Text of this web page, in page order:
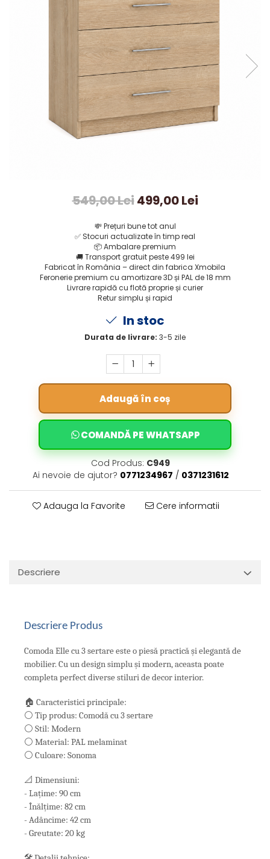
549,00 Lei499,00 Lei
💸 Prețuri bune tot anul
✅ Stocuri actualizate în timp real
📦Ambalare premium
🚚 Transport gratuit peste 499 lei
Fabricat în România – direct din fabrica Xmobila
Feronerie premium cu amortizare 3D și PAL de 18 mm
Livrare rapidă cu flotă proprie și curier
Retur simplu și rapid
In stoc
Durata de livrare: 3-5 zile
Adaugă în coș
COMANDĂ PE WHATSAPP
Cod Produs: C949
Ai nevoie de ajutor? 0771234967 / 0371231612
Adauga la Favorite Cere informatii
Descriere
Descriere Produs
Comoda Elle cu 3 sertare este o piesă practică și elegantă de
mobilier. Cu un design simplu și modern, aceasta poate
completa perfect diverse stiluri de decor interior.
🏠 Caracteristici principale:
⚪ Tip produs: Comodă cu 3 sertare
⚪ Stil: Modern
⚪ Material: PAL melaminat
⚪ Culoare: Sonoma
📐 Dimensiuni:
- Lațime: 90 cm
- Înălțime: 82 cm
- Adâncime: 42 cm
- Greutate: 20 kg